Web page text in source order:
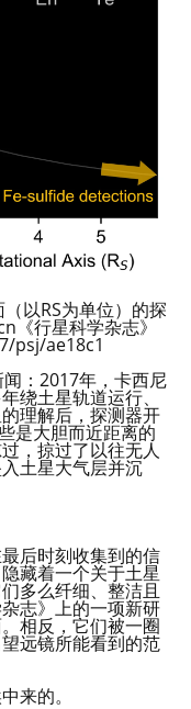
以RS为单位）的探
《行星科学杂志》
psj/ae18c1
：2017年，卡西尼
绕土星轨道运行、
理解后，探测器开
是大胆而近距离的
，掠过了以往无人
土星大气层并沉
后时刻收集到的信
藏着一个关于土星
多么纤细、整洁且
志》上的一项新研
相反，它们被一圈
远镜所能看到的范
来的。